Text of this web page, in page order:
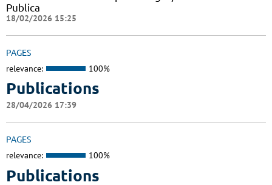
Publica
18/02/2026 15:25
PAGES
relevance: 100%
Publications
28/04/2026 17:39
PAGES
relevance: 100%
Publications